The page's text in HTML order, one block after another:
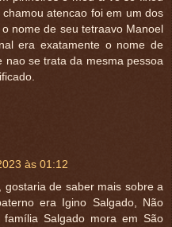
atencao foi em um dos
nome de seu tetraavo Manoel
era exatamente o nome de
nao se trata da mesma pessoa
às 01:12
gostaria de saber mais sobre a
era Igino Salgado, Não
Salgado mora em São